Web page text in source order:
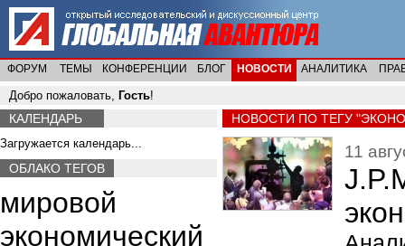
ФОРУМ ТЕМЫ КОНФЕРЕНЦИИ БЛОГ НОВОСТИ АНАЛИТИКА
Добро пожаловать, Гость!
НОВОСТИ ПО ТЕГУ
11
КАЛЕНДАРЬ
Загружается календарь...
ОБЛАКО ТЕГОВ
мировой
экономический